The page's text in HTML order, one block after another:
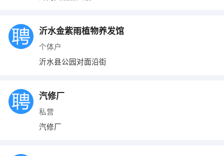
沂水金紫雨植物养发馆
个体户
沂水县公园对面沿街
汽修厂
私营
汽修厂